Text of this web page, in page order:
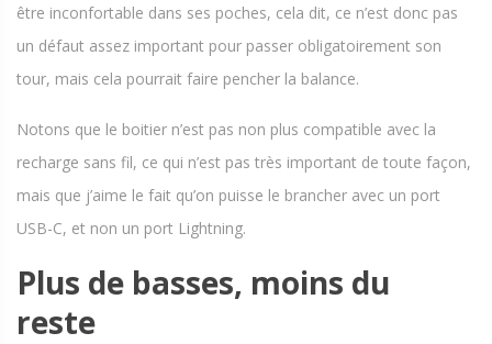
être inconfortable dans ses poches, cela dit, ce n’est donc pas
un défaut assez important pour passer obligatoirement son
tour, mais cela pourrait faire pencher la balance.
Notons que le boitier n’est pas non plus compatible avec la
recharge sans fil, ce qui n’est pas très important de toute façon,
mais que j’aime le fait qu’on puisse le brancher avec un port
USB-C, et non un port Lightning.
Plus de basses, moins du
reste